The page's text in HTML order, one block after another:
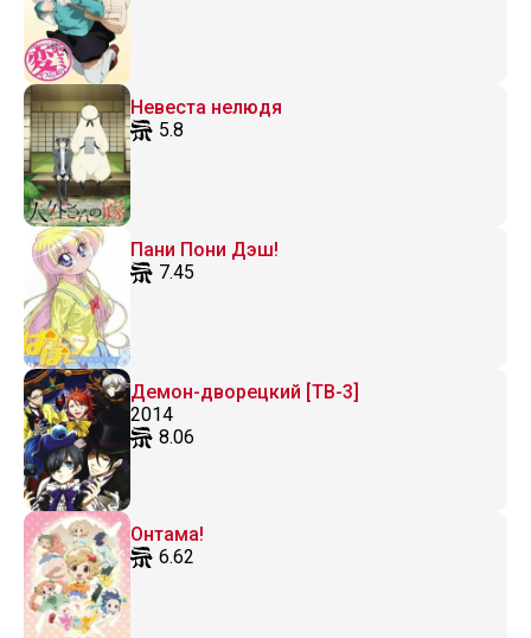
Невеста нелюдя
5.8
Пани Пони Дэш!
7.45
Демон-дворецкий [ТВ-3]
2014
8.06
Онтама!
6.62